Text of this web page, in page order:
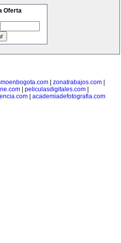
Oferta
| zonatrabajos.com|
| peliculasdigitales.com|
academiadefotografia.com